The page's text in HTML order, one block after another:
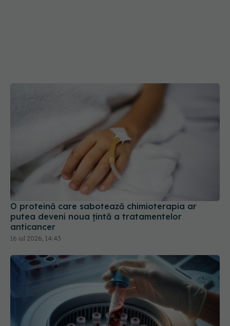
O proteină care sabotează chimioterapia ar
putea deveni noua țintă a tratamentelor
anticancer